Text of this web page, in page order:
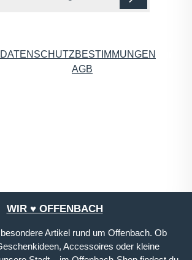
DATENSCHUTZBESTIMMUNGEN
AGB
WIR ♥ OFFENBACH
besondere Artikel rund um Offenbach. Ob
Accessoires oder kleine